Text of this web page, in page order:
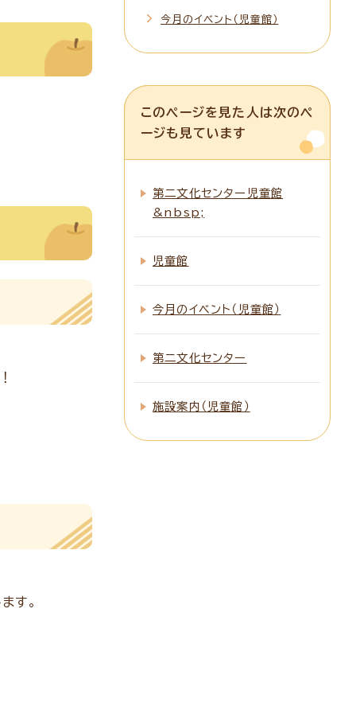
す。
今月のイベント（児童館）
このページを見た人は次のペ
ージも見ています
第二文化センター児童館
&nbsp;
児童館
今月のイベント（児童館）
第二文化センター
施設案内（児童館）